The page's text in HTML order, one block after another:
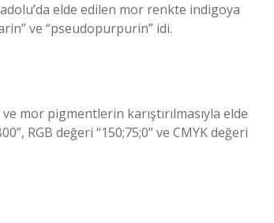
elde edilen mor renkte indigoya
ve “pseudopurpurin” idi.
mor pigmentlerin karıştırılmasıyla elde
RGB değeri “150;75;0” ve CMYK değeri